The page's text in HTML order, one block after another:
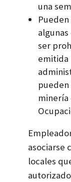
una
ser
emitida
minería
asociarse
locales